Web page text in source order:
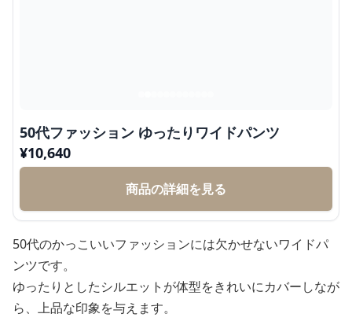
50代ファッション ゆったりワイドパンツ
¥10,640
商品の詳細を見る
50代のかっこいいファッションには欠かせないワイドパ
ンツです。
ゆったりとしたシルエットが体型をきれいにカバーしなが
ら、上品な印象を与えます。